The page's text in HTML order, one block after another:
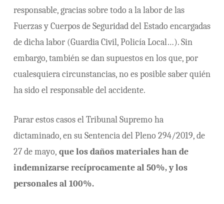
responsable, gracias sobre todo a la labor de las
Fuerzas y Cuerpos de Seguridad del Estado encargadas
de dicha labor (Guardia Civil, Policía Local…). Sin
embargo, también se dan supuestos en los que, por
cualesquiera circunstancias, no es posible saber quién
ha sido el responsable del accidente.
Parar estos casos el Tribunal Supremo ha
dictaminado, en su Sentencia del Pleno 294/2019, de
27 de mayo, que los daños materiales han de
indemnizarse recíprocamente al 50%, y los
personales al 100%.